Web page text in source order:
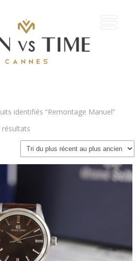
identifiés “Remontage Manuel”
résultats
plus
récent
au